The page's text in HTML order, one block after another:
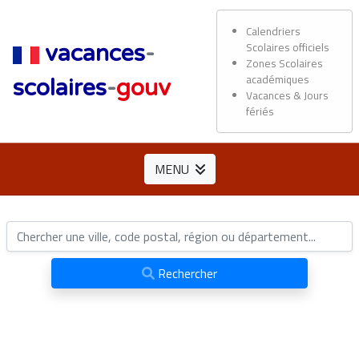
vacances-
scolaires-gouv
Calendriers
Scolaires officiels
Zones Scolaires
académiques
Vacances & Jours
fériés
MENU
Rechercher